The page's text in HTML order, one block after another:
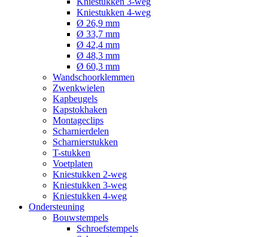
Kniestukken 4-weg
Ø 26,9 mm
Ø 33,7 mm
Ø 42,4 mm
Ø 48,3 mm
Ø 60,3 mm
Wandschoorklemmen
Zwenkwielen
Kapbeugels
Kapstokhaken
Montageclips
Scharnierdelen
Scharnierstukken
T-stukken
Voetplaten
Kniestukken 2-weg
Kniestukken 3-weg
Kniestukken 4-weg
Ondersteuning
Bouwstempels
Schroefstempels